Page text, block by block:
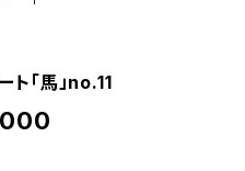
ト「馬」no.11